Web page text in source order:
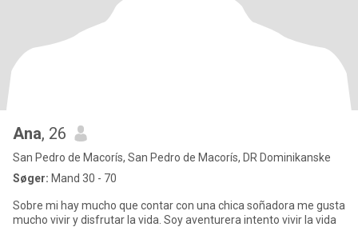
Ana, 26
San Pedro de Macorís, San Pedro de Macorís, DR Dominikanske
Søger: Mand 30 - 70
Sobre mi hay mucho que contar con una chica soñadora me gusta
mucho vivir y disfrutar la vida. Soy aventurera intento vivir la vida